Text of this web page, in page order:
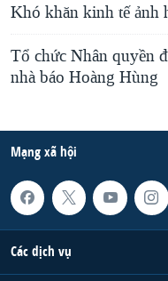
Khó khăn kinh tế ảnh
Tổ chức Nhân quyền
nhà báo Hoàng Hùng
Mạng xã hội
Các dịch vụ